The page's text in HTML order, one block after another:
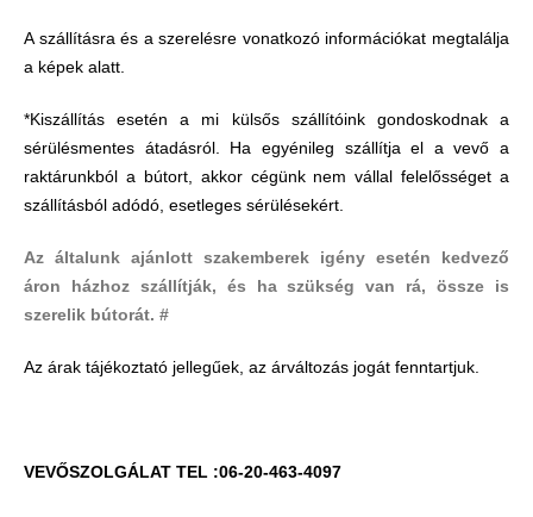
A szállításra és a szerelésre vonatkozó információkat megtalálja
a képek alatt.
*Kiszállítás esetén a mi külsős szállítóink gondoskodnak a
sérülésmentes átadásról. Ha egyénileg szállítja el a vevő a
raktárunkból a bútort, akkor cégünk nem vállal felelősséget a
szállításból adódó, esetleges sérülésekért.
Az általunk ajánlott szakemberek igény esetén kedvező
áron házhoz szállítják, és ha szükség van rá, össze is
szerelik bútorát. #
Az árak tájékoztató jellegűek, az árváltozás jogát fenntartjuk.
VEVŐSZOLGÁLAT TEL :06-20-463-4097